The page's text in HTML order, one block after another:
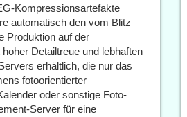
Kompressionsartefakte
automatisch den vom Blitz
Produktion auf der
Detailtreue und lebhaften
erhältlich, die nur das
fotoorientierter
oder sonstige Foto-
Server für eine